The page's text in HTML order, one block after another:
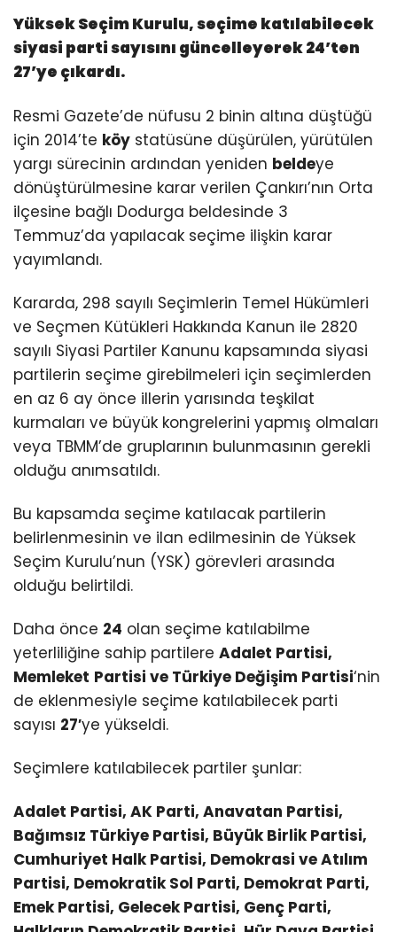
Yüksek Seçim Kurulu, seçime katılabilecek
siyasi parti sayısını güncelleyerek 24’ten
27’ye çıkardı.
Resmi Gazete’de nüfusu 2 binin altına düştüğü
için 2014’te köy statüsüne düşürülen, yürütülen
yargı sürecinin ardından yeniden beldeye
dönüştürülmesine karar verilen Çankırı’nın Orta
ilçesine bağlı Dodurga beldesinde 3
Temmuz’da yapılacak seçime ilişkin karar
yayımlandı.
Kararda, 298 sayılı Seçimlerin Temel Hükümleri
ve Seçmen Kütükleri Hakkında Kanun ile 2820
sayılı Siyasi Partiler Kanunu kapsamında siyasi
partilerin seçime girebilmeleri için seçimlerden
en az 6 ay önce illerin yarısında teşkilat
kurmaları ve büyük kongrelerini yapmış olmaları
veya TBMM’de gruplarının bulunmasının gerekli
olduğu anımsatıldı.
Bu kapsamda seçime katılacak partilerin
belirlenmesinin ve ilan edilmesinin de Yüksek
Seçim Kurulu’nun (YSK) görevleri arasında
olduğu belirtildi.
Daha önce 24 olan seçime katılabilme
yeterliliğine sahip partilere Adalet Partisi,
Memleket Partisi ve Türkiye Değişim Partisi‘nin
de eklenmesiyle seçime katılabilecek parti
sayısı 27′ye yükseldi.
Seçimlere katılabilecek partiler şunlar:
Adalet Partisi, AK Parti, Anavatan Partisi,
Bağımsız Türkiye Partisi, Büyük Birlik Partisi,
Cumhuriyet Halk Partisi, Demokrasi ve Atılım
Partisi, Demokratik Sol Parti, Demokrat Parti,
Emek Partisi, Gelecek Partisi, Genç Parti,